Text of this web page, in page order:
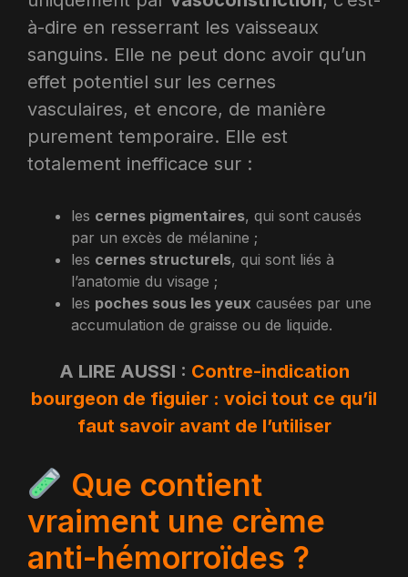
à-dire en resserrant les vaisseaux
sanguins. Elle ne peut donc avoir qu’un
effet potentiel sur les cernes
vasculaires, et encore, de manière
purement temporaire. Elle est
totalement inefficace sur :
les cernes pigmentaires, qui sont causés
par un excès de mélanine ;
les cernes structurels, qui sont liés à
l’anatomie du visage ;
les poches sous les yeux causées par une
accumulation de graisse ou de liquide.
A LIRE AUSSI : Contre-indication
bourgeon de figuier : voici tout ce qu’il
faut savoir avant de l’utiliser
Que contient
vraiment une crème
anti-hémorroïdes ?